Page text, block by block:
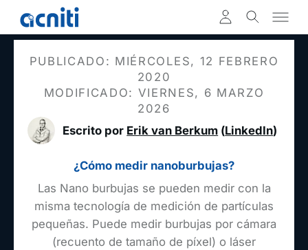
PUBLICADO: MIÉRCOLES, 12 FEBRERO
2020
MODIFICADO: VIERNES, 6 MARZO
2026
Escrito por Erik van Berkum (LinkedIn)
¿Cómo medir nanoburbujas?
Las Nano burbujas se pueden medir con la
misma tecnología de medición de partículas
pequeñas. Puede medir burbujas por cámara
(recuento de tamaño de píxel) o láser